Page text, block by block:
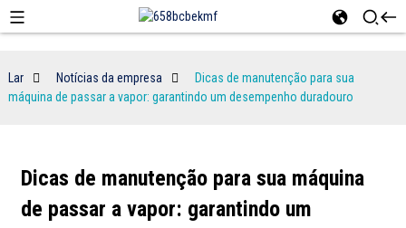
Lar Notícias da empresa
Dicas de manutenção para sua
máquina de passar a vapor: garantindo um desempenho duradouro
Dicas de manutenção para sua máquina
de passar a vapor: garantindo um